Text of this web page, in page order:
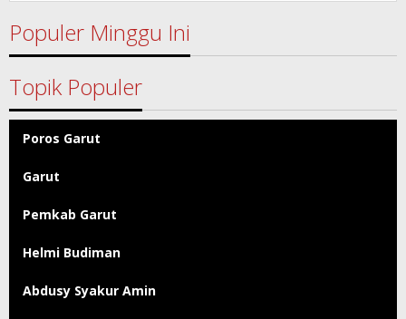
Populer Minggu Ini
Topik Populer
Poros Garut
Garut
Pemkab Garut
Helmi Budiman
Abdusy Syakur Amin